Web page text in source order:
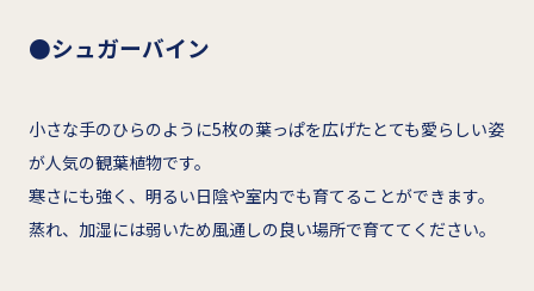
●シュガーバイン
小さな手のひらのように5枚の葉っぱを広げたとても愛らしい姿
が人気の観葉植物です。
寒さにも強く、明るい日陰や室内でも育てることができます。
蒸れ、加湿には弱いため風通しの良い場所で育ててください。